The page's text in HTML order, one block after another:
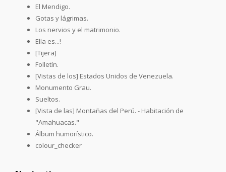
El Mendigo.
Gotas y lágrimas.
Los nervios y el matrimonio.
Ella es...!
[Tijera]
Folletín.
[Vistas de los] Estados Unidos de Venezuela.
Monumento Grau.
Sueltos.
[Vista de las] Montañas del Perú. - Habitación de
"Amahuacas."
Álbum humorístico.
colour_checker